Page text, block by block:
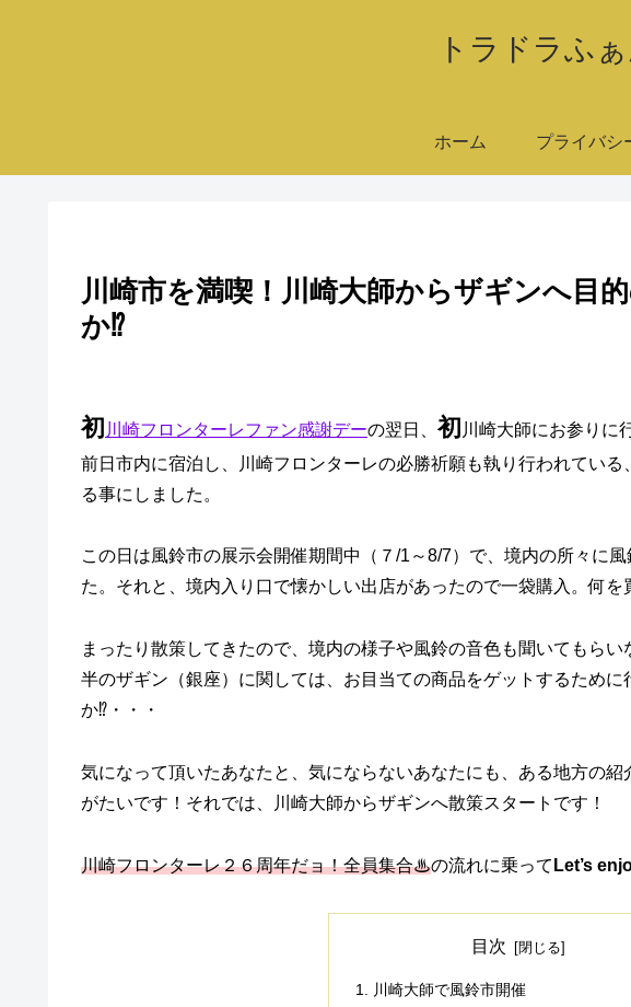
トラドラふ
ホーム プライバシ
川崎市を満喫！川崎大師からザギンへ目
か⁉
初 川崎フロンターレファン感謝デーの翌日、 初 川崎大師にお参りに
前日市内に宿泊し、川崎フロンターレの必勝祈願も執り行われてい
る事にしました。
この日は風鈴市の展示会開催期間中（７/1～8/7）で、境内の所々に
た。それと、境内入り口で懐かしい出店があったので一袋購入。何を
まったり散策してきたので、境内の様子や風鈴の音色も聞いてもら
半のザギン（銀座）に関しては、お目当ての商品をゲットするため
か⁉・・・
気になって頂いたあなたと、気にならないあなたにも、ある地方の
がたいです！それでは、川崎大師からザギンへ散策スタートです！
川崎フロンターレ２６周年だョ！全員集合♨の流れに乗って Let’s
目次
川崎大師で風鈴市開催